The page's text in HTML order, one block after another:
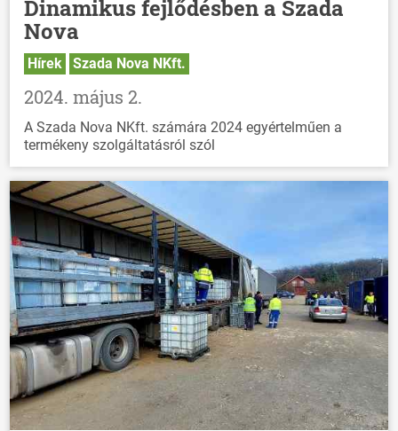
VÁLASZTÁSOK
Dinamikus fejlődésben a Szada
Nova
Hírek Szada Nova NKft.
2024. május 2.
A Szada Nova NKft. számára 2024 egyértelműen a
termékeny szolgáltatásról szól